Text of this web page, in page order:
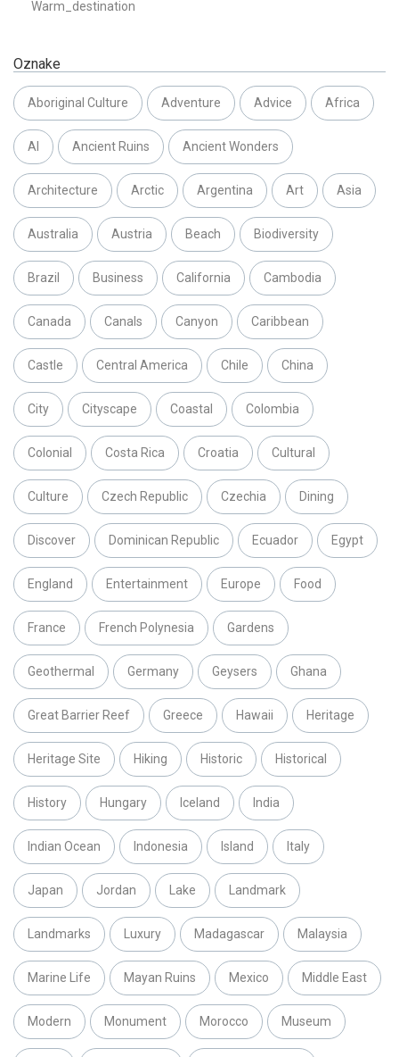
Warm_destination
Oznake
Aboriginal Culture Adventure Advice Africa
AI Ancient Ruins Ancient Wonders
Architecture Arctic Argentina Art Asia
Australia Austria Beach Biodiversity
Brazil Business California Cambodia
Canada Canals Canyon Caribbean
Castle Central America Chile China
City Cityscape Coastal Colombia
Colonial Costa Rica Croatia Cultural
Culture Czech Republic Czechia Dining
Discover Dominican Republic Ecuador Egypt
England Entertainment Europe Food
France French Polynesia Gardens
Geothermal Germany Geysers Ghana
Great Barrier Reef Greece Hawaii Heritage
Heritage Site Hiking Historic Historical
History Hungary Iceland India
Indian Ocean Indonesia Island Italy
Japan Jordan Lake Landmark
Landmarks Luxury Madagascar Malaysia
Marine Life Mayan Ruins Mexico Middle East
Modern Monument Morocco Museum